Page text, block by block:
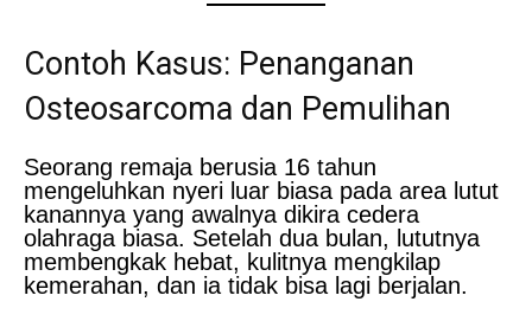
Contoh Kasus: Penanganan
Osteosarcoma dan Pemulihan
Seorang remaja berusia 16 tahun
mengeluhkan nyeri luar biasa pada area lutut
kanannya yang awalnya dikira cedera
olahraga biasa. Setelah dua bulan, lututnya
membengkak hebat, kulitnya mengkilap
kemerahan, dan ia tidak bisa lagi berjalan.